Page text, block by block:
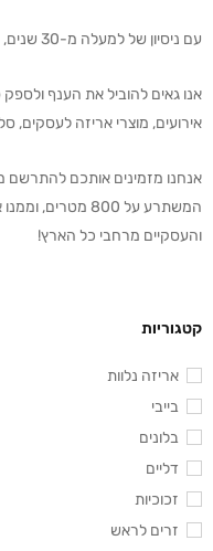
עם ניסיון של למעלה מ-30 שנים,
אנו גאים להוביל את הענף ולספק
אירועים, מוצרי אריזה לעסקים,
אנחנו מזמינים אותכם להתרשם
המשתרע על 800
והעסקיים מרחבי כל הארץ!
קטגוריות
אריזה נלוות
בייבי
בלונים
דליים
זכוכיות
זרים לראש